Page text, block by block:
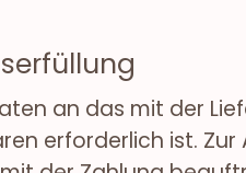
an das mit der
erforderlich ist.